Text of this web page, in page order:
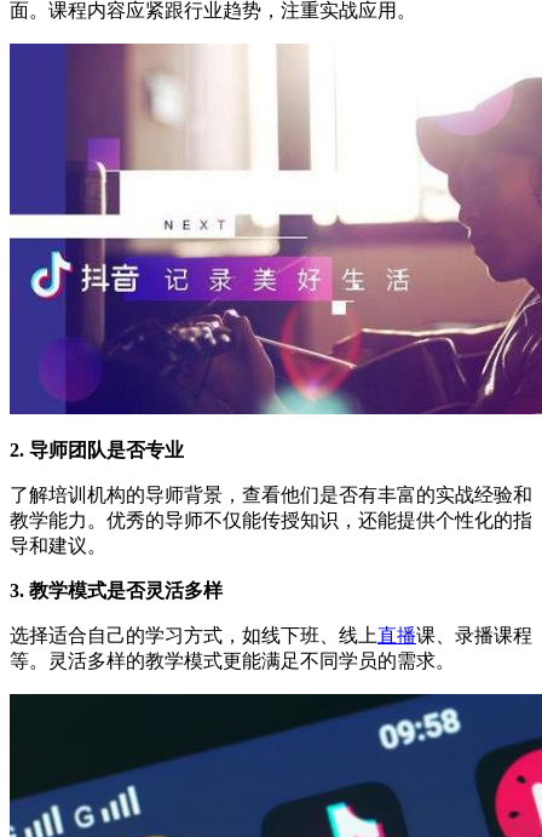
面。课程内容应紧跟行业趋势，注重实战应用。
2. 导师团队是否专业
了解培训机构的导师背景，查看他们是否有丰富的实战经验和
教学能力。优秀的导师不仅能传授知识，还能提供个性化的指
导和建议。
3. 教学模式是否灵活多样
选择适合自己的学习方式，如线下班、线上直播课、录播课程
等。灵活多样的教学模式更能满足不同学员的需求。